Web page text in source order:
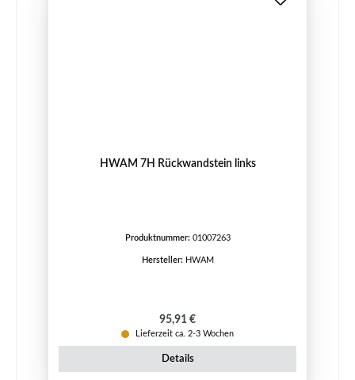
HWAM 7H Rückwandstein links
Produktnummer: 01007263
Hersteller: HWAM
Regulärer Preis:
95,91 €
Lieferzeit ca. 2-3 Wochen
Details